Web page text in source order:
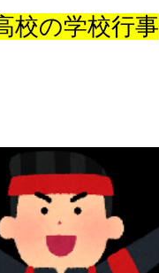
校の学校行事